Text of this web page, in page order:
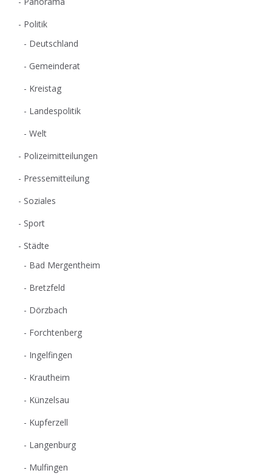
Politik
Deutschland
Gemeinderat
Kreistag
Landespolitik
Welt
Polizeimitteilungen
Pressemitteilung
Soziales
Sport
Städte
Bad Mergentheim
Bretzfeld
Dörzbach
Forchtenberg
Ingelfingen
Krautheim
Künzelsau
Kupferzell
Langenburg
Mulfingen